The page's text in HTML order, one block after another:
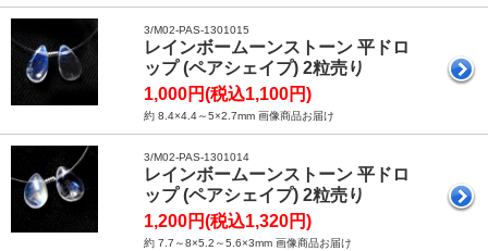
3/M02-PAS-1301015
レインボームーンストーン 平ドロ
ップ (ペアシェイプ) 2粒売り
1,000円(税込1,100円)
約 8.4×4.4～5×2.7mm 画像商品お届け
3/M02-PAS-1301014
レインボームーンストーン 平ドロ
ップ (ペアシェイプ) 2粒売り
1,200円(税込1,320円)
約 7.7～8×5.2～5.6×3mm 画像商品お届け